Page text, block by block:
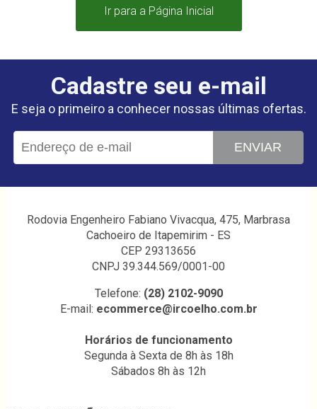
Ir para a Página Inicial
Cadastre seu e-mail
E seja o primeiro a conhecer nossas últimas ofertas.
ENVIAR
Rodovia Engenheiro Fabiano Vivacqua, 475, Marbrasa
Cachoeiro de Itapemirim - ES
CEP 29313656
CNPJ 39.344.569/0001-00
Telefone: (28) 2102-9090
E-mail: ecommerce@ircoelho.com.br
Horários de funcionamento
Segunda à Sexta de 8h às 18h
Sábados 8h às 12h